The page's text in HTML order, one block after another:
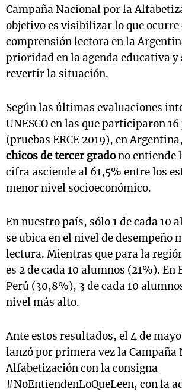
Campaña Nacional por la
objetivo es visibilizar lo que ocurre
comprensión lectora en la
prioridad en la agenda educativa y
revertir la situación.
Según las últimas evaluaciones
UNESCO en las que participaron 16
(pruebas ERCE 2019), en
chicos de tercer gradono entiende
cifra asciende al 61,5% entre los
menor nivel socioeconómico.
En nuestro país, sólo 1 de cada 10
se ubica en el nivel de desempeño
lectura. Mientras que para la
es 2 de cada 10 alumnos (21%).
Perú (30,8%), 3 de cada 10
nivel más alto.
Ante estos resultados, el 4 de
lanzó por primera vez la Campaña
Alfabetización con la consigna
#NoEntiendenLoQueLeen, con la